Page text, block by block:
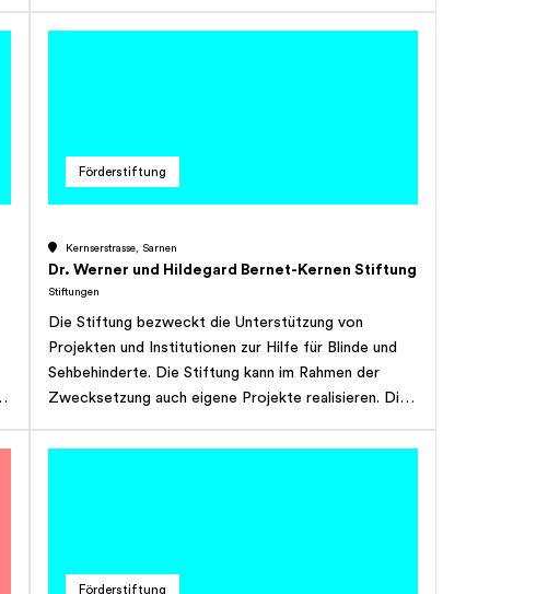
Unterstützung von finanziell schwachen Mitmenschen
Gewinnzwecke.
Kenntnissen zurückzuführen sind.</p>
Förderstiftung
Kernserstrasse, Sarnen
Dr. Werner und Hildegard Bernet-Kernen Stiftung
Stiftungen
Die Stiftung bezweckt die Unterstützung von
Projekten und Institutionen zur Hilfe für Blinde und
Sehbehinderte. Die Stiftung kann im Rahmen der
Zwecksetzung auch eigene Projekte realisieren. Die
keinerlei Erwerbszweck.
Förderstiftung